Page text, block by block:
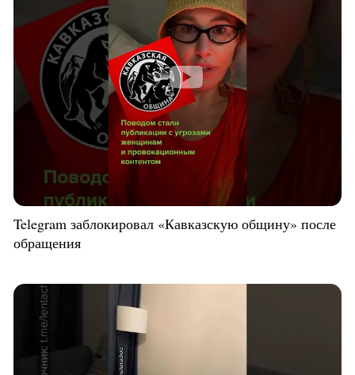
Telegram заблокировал «Кавказскую общину» после
обращения